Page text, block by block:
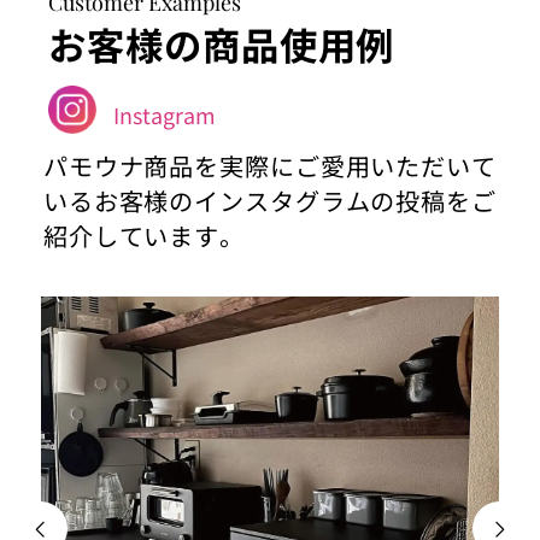
お客様の商品使用例
Instagram
パモウナ商品を実際にご愛用いただいて
いるお客様のインスタグラムの投稿をご
紹介しています。